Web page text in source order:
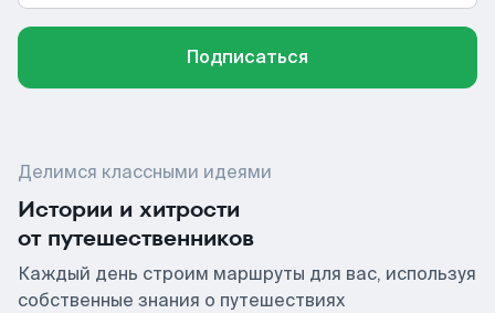
Подписаться
Делимся классными идеями
Истории и хитрости
от путешественников
Каждый день строим маршруты для вас, используя
собственные знания о путешествиях